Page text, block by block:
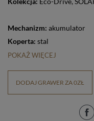
Mechanizm: akumulator
Koperta: stal
POKAŻ WIĘCEJ
DODAJ GRAWER ZA 0ZŁ